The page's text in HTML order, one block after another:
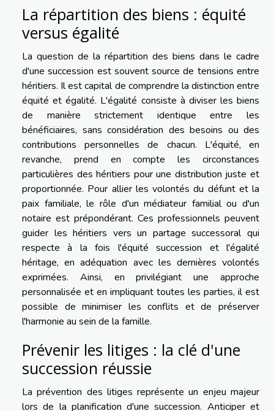
La répartition des biens : équité
versus égalité
La question de la répartition des biens dans le cadre
d'une succession est souvent source de tensions entre
héritiers. Il est capital de comprendre la distinction entre
équité et égalité. L'égalité consiste à diviser les biens
de manière strictement identique entre les
bénéficiaires, sans considération des besoins ou des
contributions personnelles de chacun. L'équité, en
revanche, prend en compte les circonstances
particulières des héritiers pour une distribution juste et
proportionnée. Pour allier les volontés du défunt et la
paix familiale, le rôle d'un médiateur familial ou d'un
notaire est prépondérant. Ces professionnels peuvent
guider les héritiers vers un partage successoral qui
respecte à la fois l'équité succession et l'égalité
héritage, en adéquation avec les dernières volontés
exprimées. Ainsi, en privilégiant une approche
personnalisée et en impliquant toutes les parties, il est
possible de minimiser les conflits et de préserver
l'harmonie au sein de la famille.
Prévenir les litiges : la clé d'une
succession réussie
La prévention des litiges représente un enjeu majeur
lors de la planification d'une succession. Anticiper et